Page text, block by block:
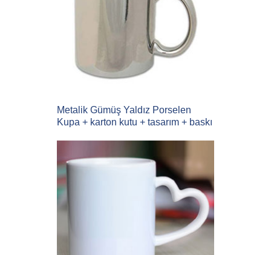
Metalik Gümüş Yaldız Porselen
Kupa + karton kutu + tasarım + baskı